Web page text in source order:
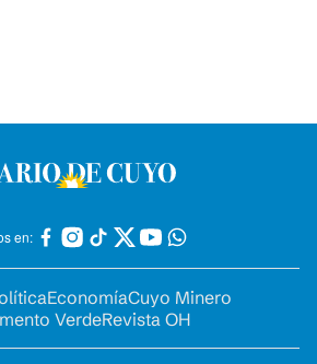
en:
EconomíaCuyo Minero
VerdeRevista OH